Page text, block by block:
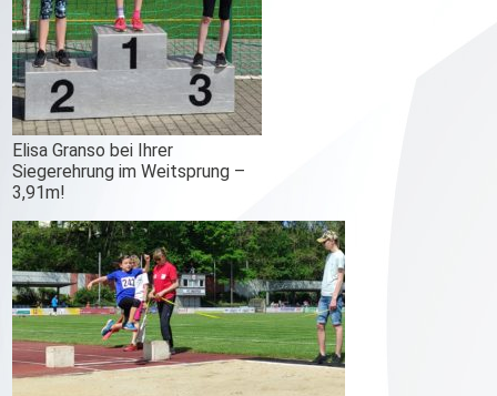
Elisa Granso bei Ihrer
Siegerehrung im Weitsprung –
3,91m!